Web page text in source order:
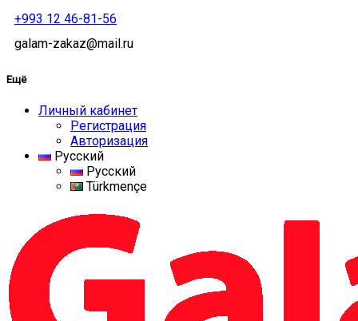
+993 12 46-81-56
galam-zakaz@mail.ru
Ещё
Личный кабинет
Регистрация
Авторизация
Русский
Русский
Türkmençe